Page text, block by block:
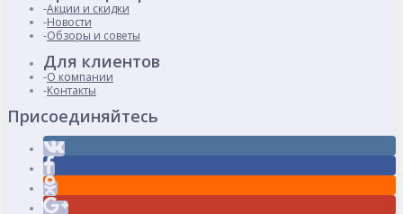
Акции и скидки
Новости
Обзоры и советы
Для клиентов
О компании
Контакты
Присоединяйтесь